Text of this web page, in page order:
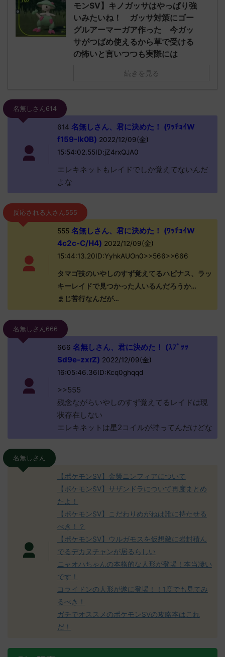
モンSV】キノガッサはやっぱり強
いみたいね！ ガッサ対策にゴー
グルアーマーガア作った 今ガッ
サがつばめ使えるから草で受ける
の怖いと言いつつも実際には
続きを見る
名無しさん614
614 名無しさん、君に決めた！ (ﾜｯﾁｮｲW
f159-Ik0B) 2022/12/09(金)
15:54:02.55ID:jZ4rxQJA0
エレキネットもレイドでしか覚えてないんだ
よな
反応される人さん555
555名無しさん、君に決めた！ (ﾜｯﾁｮｲW
4c2c-C/H4) 2022/12/09(金)
15:44:13.20ID:YyhkAUOn0>>566>>666
タマゴ技のいやしのすず覚えてるハピナス、ラッ
キーレイドで見つかった人いるんだろうか…
まじ苦行なんだが…
名無しさん666
666 名無しさん、君に決めた！ (ｽﾌﾟｯｯ
Sd9e-zxrZ) 2022/12/09(金)
16:05:46.36ID:Kcq0ghqqd
>>555
残念ながらいやしのすず覚えてるレイドは現
状存在しない
エレキネットは星2コイルが持ってんだけどな
名無しさん
【ポケモンSV】金策ニンフィアについて
【ポケモンSV】サザンドラについて再度まとめ
たよ！
【ポケモンSV】こだわりめがねは誰に持たせる
べき！？
【ポケモンSV】ウルガモスを仮想敵に岩封積ん
でるデカヌチャンが居るらしい
ニャオハちゃんの本格的な人形が登場！本当凄い
です！
コライドンの人形が遂に登場！！1度でも見てみ
るべき！
ガチでオススメのポケモンSVの攻略本はこれ
だ！